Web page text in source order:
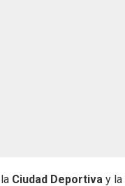
Ciudad Deportiva y la